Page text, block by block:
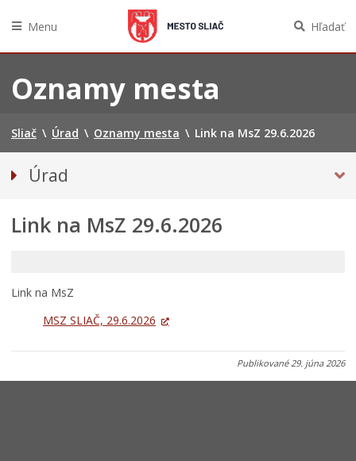
obsah
Menu Hľadať
Oznamy mesta
Sliač \ Úrad \ Oznamy mesta \ Link na MsZ 29.6.2026
Úrad
Odbory úradu
Zmluvy, faktúry a objednávky
Tlačivá a agendy
Link na MsZ 29.6.2026
Link na MsZ
MSZ SLIAČ, 29.6.2026
Publikované29. júna 2026